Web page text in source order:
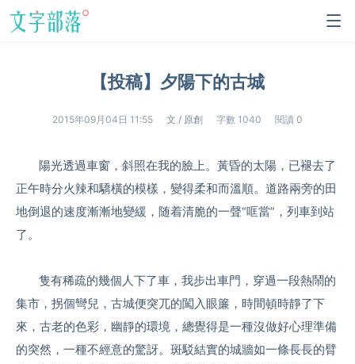
【投稿】夕陽下的古城
2015年09月04日 11:55 文 / 原創 字數 1040 閱讀 0
陽光透過車窗，斜照在我的臉上。黃昏的太陽，已褪去了
正午時分火辣和驕橫的模樣，變得柔和而溫順。道路兩旁的田
地倒退的速度漸漸地變緩，随着清脆的一聲“哐當”，列車到站
了。
隻有稀疏的幾個人下了車，我步出車門，穿過一段熱鬧的
集市，拐個彎兒，古城便突兀的闖入眼簾，時間頓時靜了下
來，古老的色彩，幽靜的環境，總覺得是一種沒做好心理準備
的突然，一種不經意的驚訝。斑駁結實的城牆如一條長長的臂